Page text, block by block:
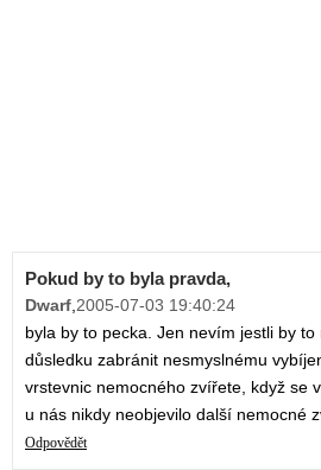
Pokud by to byla pravda,
Dwarf 2005-07-03 19:40:24
byla by to pecka. Jen nevím jestli by to
důsledku zabránit nesmyslnému
vrstevnic nemocného zvířete, když se
u nás nikdy neobjevilo další nemocné
Odpovědět